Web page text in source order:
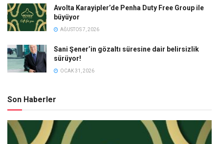
Avolta Karayipler’de Penha Duty Free Group ile
büyüyor
AĞUSTOS 7, 2026
Sani Şener’in gözaltı süresine dair belirsizlik
sürüyor!
OCAK 31, 2026
Son Haberler